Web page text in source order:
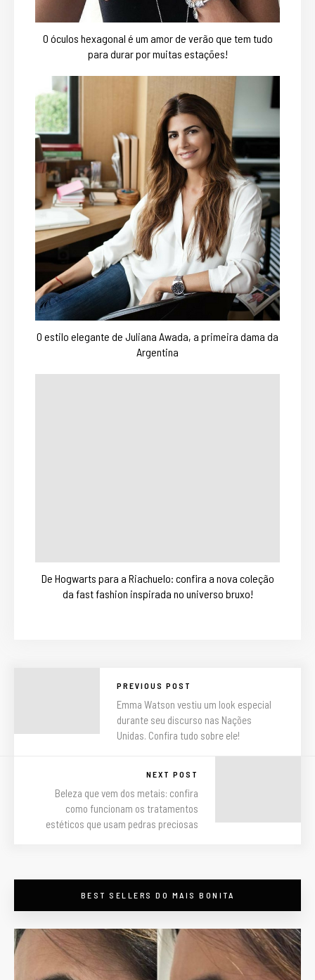
O óculos hexagonal é um amor de verão que tem tudo
para durar por muitas estações!
O estilo elegante de Juliana Awada, a primeira dama da
Argentina
De Hogwarts para a Riachuelo: confira a nova coleção
da fast fashion inspirada no universo bruxo!
PREVIOUS POST
Emma Watson vestiu um look especial
durante seu discurso nas Nações
Unidas. Confira tudo sobre ele!
NEXT POST
Beleza que vem dos metais: confira
como funcionam os tratamentos
estéticos que usam pedras preciosas
BEST SELLERS DO MAIS BONITA